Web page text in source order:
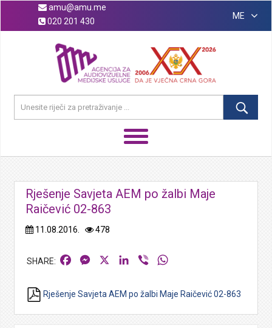
amu@amu.me
020 201 430
ME
Rješenje Savjeta AEM po žalbi Maje
Raičević 02-863
11.08.2016. 478
FacebookMessengerLinkedIn
Viber
Rješenje Savjeta AEM po žalbi Maje Raičević 02-863